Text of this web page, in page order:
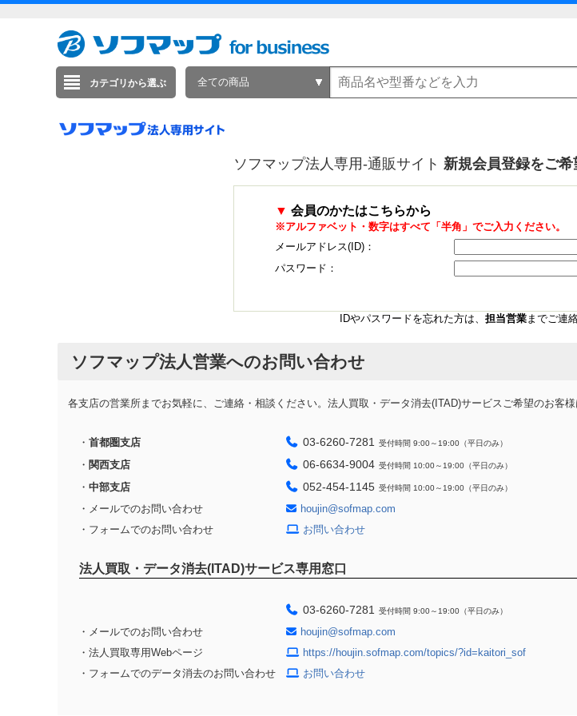
カテゴリから選ぶ 全ての商品
ソフマップ法人専用-通販サイト 新規会員登録をご希
▼ 会員のかたはこちらから
※アルファベット・数字はすべて「半角」でご入力ください。
メールアドレス(ID)：
パスワード：
IDやパスワードを忘れた方は、 担当営業までご連
ソフマップ法人営業へのお問い合わせ
各支店の営業所までお気軽に、ご連絡・相談ください。法人買取・データ消去(ITAD)サービスご希望のお客様
・ 首都圏支店 03-6260-7281 受付時間 9:00～19:00（平日のみ）
・ 関西支店 06-6634-9004 受付時間 10:00～19:00（平日のみ）
・ 中部支店 052-454-1145 受付時間 10:00～19:00（平日のみ）
・メールでのお問い合わせ
houjin@sofmap.com
・フォームでのお問い合わせ
お問い合わせ
法人買取・データ消去(ITAD)サービス専用窓口
03-6260-7281 受付時間 9:00～19:00（平日のみ）
・メールでのお問い合わせ
houjin@sofmap.com
・法人買取専用Webページ
https://houjin.sofmap.com/topics/?id=kaitori_sof
・フォームでのデータ消去のお問い合わせ
お問い合わせ